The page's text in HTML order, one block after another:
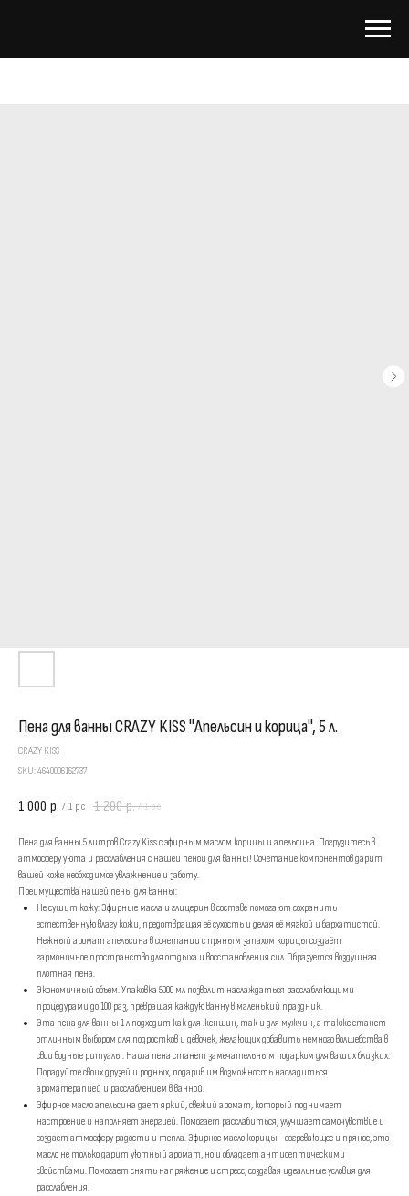
Пена для ванны CRAZY KISS "Апельсин и корица", 5 л.
CRAZY KISS
SKU:4640006162737
1 000 р. /1 pc 1 200 р./1 pc
Пена для ванны 5 литров Crazy Kiss с эфирным маслом корицы и апельсина. Погрузитесь в
атмосферу уюта и расслабления с нашей пеной для ванны! Сочетание компонентов дарит
вашей коже необходимое увлажнение и заботу.
Преимущества нашей пены для ванны:
Не сушит кожу: Эфирные масла и глицерин в составе помогают сохранить
естественную влагу кожи, предотвращая её сухость и делая её мягкой и бархатистой.
Нежный аромат апельсина в сочетании с пряным запахом корицы создаёт
гармоничное пространство для отдыха и восстановления сил. Образуется воздушная
плотная пена.
Экономичный объем. Упаковка 5000 мл позволит наслаждаться расслабляющими
процедурами до 100 раз, превращая каждую ванну в маленький праздник.
Эта пена для ванны 1 л подходит как для женщин, так и для мужчин, а также станет
отличным выбором для подростков и девочек, желающих добавить немного волшебства в
свои водные ритуалы. Наша пена станет замечательным подарком для ваших близких.
Порадуйте своих друзей и родных, подарив им возможность насладиться
ароматерапией и расслаблением в ванной.
Эфирное масло апельсина дает яркий, свежий аромат, который поднимает
настроение и наполняет энергией. Помогает расслабиться, улучшает самочувствие и
создает атмосферу радости и тепла. Эфирное масло корицы - согревающее и пряное, это
масло не только дарит уютный аромат, но и обладает антисептическими
свойствами. Помогает снять напряжение и стресс, создавая идеальные условия для
расслабления.